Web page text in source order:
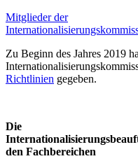
Mitglieder der
Zu Beginn des Jahres 2019
Richtlinien gegeben.
Die
den Fachbereichen